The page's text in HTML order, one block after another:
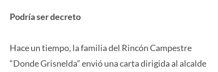
Podría ser decreto
Hace un tiempo, la familia del Rincón Campestre
“Donde Grisnelda” envió una carta dirigida al alcalde